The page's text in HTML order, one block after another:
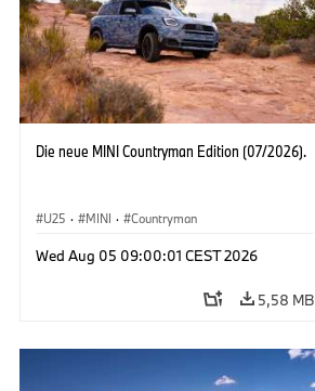
Die neue MINI Countryman Edition (07/2026).
U25 · MINI · Countryman
Wed Aug 05 09:00:01 CEST 2026
5,58 MB